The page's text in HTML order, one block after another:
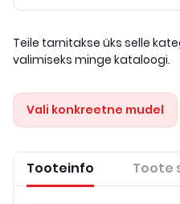
Teile tarnitakse üks selle
valimiseks minge kataloogi.
Vali konkreetne mudel
Tooteinfo Toote